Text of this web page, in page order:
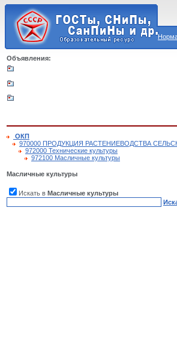
Объявления:
ОКП
970000 ПРОДУКЦИЯ РАСТЕНИЕВОДСТВА
972000 Технические культуры
972100 Масличные культуры
Масличные культуры
Искать в Масличные культуры